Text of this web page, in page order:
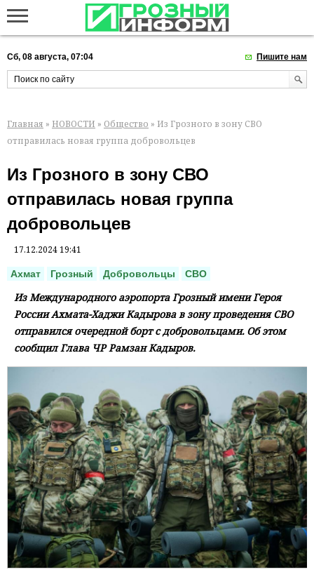
Сб, 08 августа, 07:04 Пишите нам
Главная » НОВОСТИ » Общество » Из Грозного в зону СВО
отправилась новая группа добровольцев
Из Грозного в зону СВО
отправилась новая группа
добровольцев
17.12.2024 19:41
Ахмат Грозный Добровольцы СВО
Из Международного аэропорта Грозный имени Героя
России Ахмата-Хаджи Кадырова в зону проведения СВО
отправился очередной борт с добровольцами. Об этом
сообщил Глава ЧР Рамзан Кадыров.